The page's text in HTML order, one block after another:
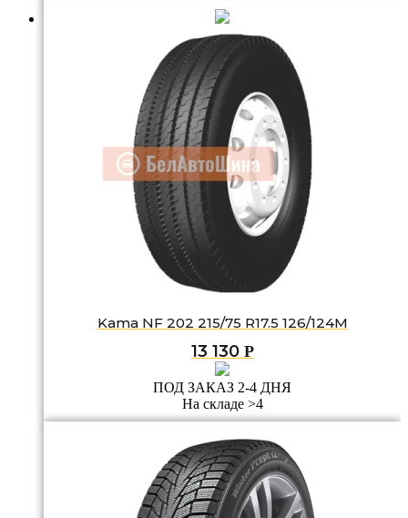
Kama NF 202 215/75 R17.5 126/124M
13 130 Р
ПОД ЗАКАЗ 2-4 ДНЯ
На складе >4